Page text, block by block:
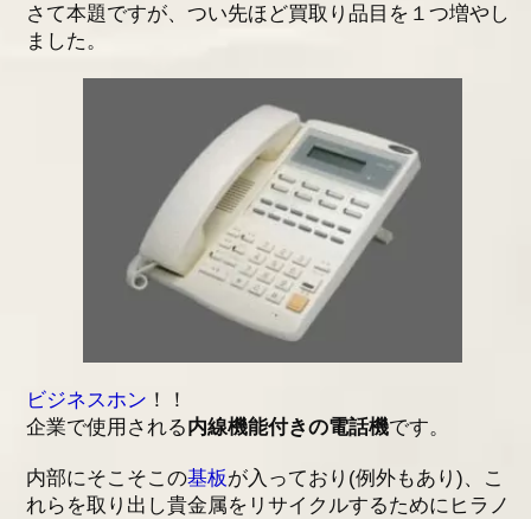
さて本題ですが、つい先ほど買取り品目を１つ増やし
ました。
ビジネスホン ！！
企業で使用される内線機能付きの電話機です。
内部にそこそこの基板が入っており(例外もあり)、こ
れらを取り出し貴金属をリサイクルするためにヒラノ